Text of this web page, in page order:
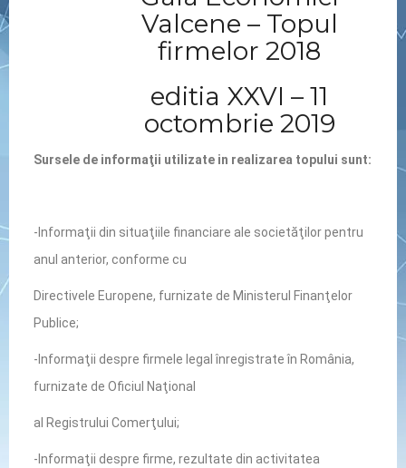
Valcene – Topul
firmelor 2018
editia XXVI – 11
octombrie 2019
Sursele de informaţii utilizate in realizarea topului sunt:
-Informaţii din situaţiile financiare ale societăţilor pentru
anul anterior, conforme cu
Directivele Europene, furnizate de Ministerul Finanţelor
Publice;
-Informaţii despre firmele legal înregistrate în România,
furnizate de Oficiul Naţional
al Registrului Comerţului;
-Informaţii despre firme, rezultate din activitatea